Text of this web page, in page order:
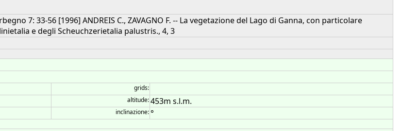
7: 33-56 [1996] ANDREIS C., ZAVAGNO F. -- La vegetazione del Lago di Ganna, con particolare
e degli Scheuchzerietalia palustris., 4, 3
grids:
altitude:453m s.l.m.
inclinazione: °